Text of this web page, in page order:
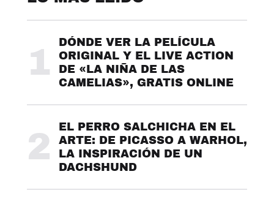
1
DÓNDE VER LA PELÍCULA
ORIGINAL Y EL LIVE ACTION
DE «LA NIÑA DE LAS
CAMELIAS», GRATIS ONLINE
2
EL PERRO SALCHICHA EN EL
ARTE: DE PICASSO A WARHOL,
LA INSPIRACIÓN DE UN
DACHSHUND